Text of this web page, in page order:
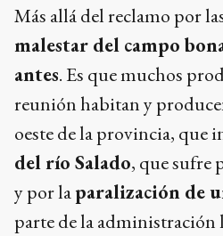
Más allá del reclamo por
malestar del campo
antes. Es que muchos
reunión habitan y
oeste de la provincia, que
del río Salado, que sufre
y por laparalización de
parte de la administración